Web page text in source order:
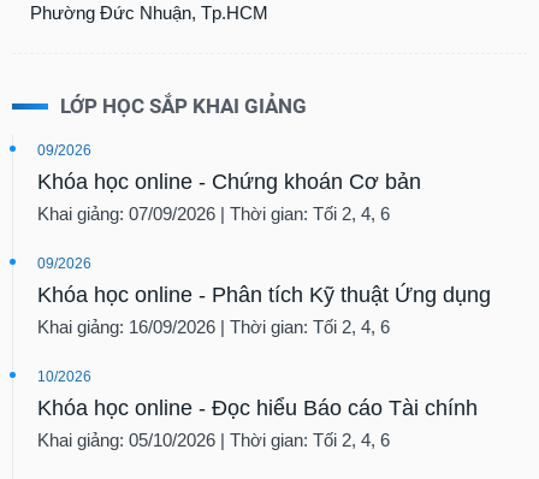
Phường Đức Nhuận, Tp.HCM
LỚP HỌC SẮP KHAI GIẢNG
09/2026
Khóa học online - Chứng khoán Cơ bản
Khai giảng: 07/09/2026 | Thời gian: Tối 2, 4, 6
09/2026
Khóa học online - Phân tích Kỹ thuật Ứng dụng
Khai giảng: 16/09/2026 | Thời gian: Tối 2, 4, 6
10/2026
Khóa học online - Đọc hiểu Báo cáo Tài chính
Khai giảng: 05/10/2026 | Thời gian: Tối 2, 4, 6